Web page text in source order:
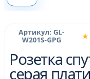
Артикул: GL-
W201S-GPG
Розетка
серая